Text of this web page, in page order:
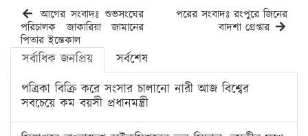
আগের সংবাদঃ শুভসংঘের
পরিচালক জাকারিয়া জামানের
পিতার ইন্তেকাল
পরের সংবাদঃ রংপুরে জিনের
বাদশা গ্রেপ্তার
সর্বাধিক জনপ্রিয়
সর্বশেষ
পত্রিকা বিক্রি করে সংসার চালানো নারী আজ বিশ্বের
সবচেয়ে কম বয়সী প্রধানমন্ত্রী